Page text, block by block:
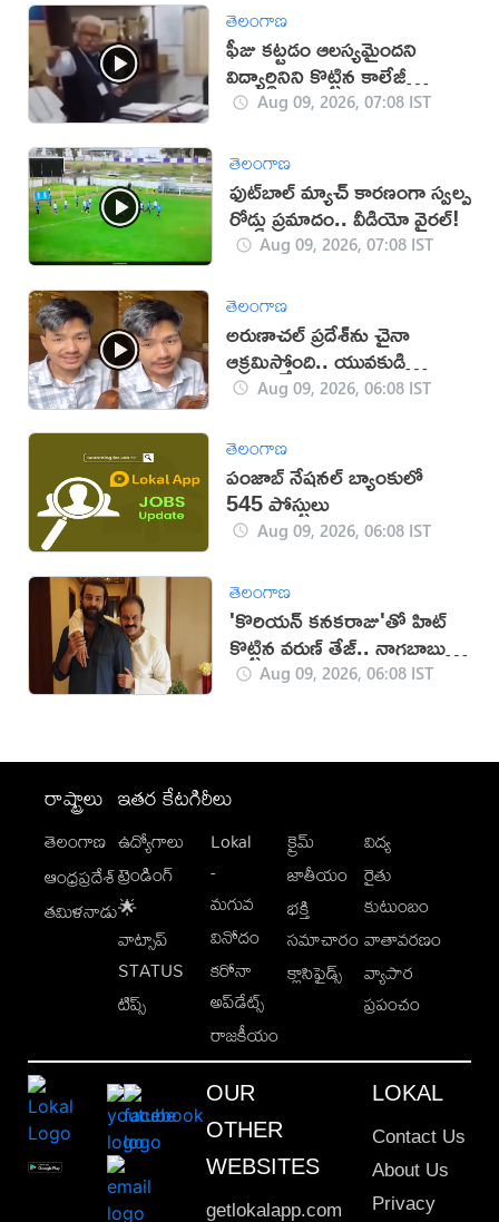
తెలంగాణ
ఫీజు కట్టడం ఆలస్యమైందని
విద్యార్థినిని కొట్టిన కాలేజీ
యాజమాన్యం!(వీడియో)
Aug 09, 2026, 07:08 IST
తెలంగాణ
ఫుట్‌బాల్ మ్యాచ్‌ కారణంగా స్వల్ప
రోడ్డు ప్రమాదం.. వీడియో వైరల్!
Aug 09, 2026, 07:08 IST
తెలంగాణ
అరుణాచల్‌ ప్రదేశ్‌ను చైనా
ఆక్రమిస్తోంది.. యువకుడి
వీడియో వైరల్
Aug 09, 2026, 06:08 IST
తెలంగాణ
పంజాబ్ నేషనల్ బ్యాంకులో
545 పోస్టులు
Aug 09, 2026, 06:08 IST
తెలంగాణ
'కొరియన్ కనకరాజు'తో హిట్
కొట్టిన వరుణ్ తేజ్.. నాగబాబు
ఎమోషనల్ పోస్ట్
Aug 09, 2026, 06:08 IST
రాష్ట్రాలు
తెలంగాణ
ఆంధ్రప్రదేశ్
తమిళనాడు
ఇతర కేటగిరీలు
ఉద్యోగాలు
ట్రెండింగ్
🌟
వాట్సాప్
STATUS
టిప్స్
Lokal
-
మగువ
వినోదం
కరోనా
అప్‌డేట్స్
రాజకీయం
క్రైమ్
జాతీయం
భక్తి
సమాచారం
క్లాసిఫైడ్స్
విద్య
రైతు
కుటుంబం
వాతావరణం
వ్యాపార
ప్రపంచం
OUR
OTHER
WEBSITES
getlokalapp.com
LOKAL
Contact Us
About Us
Privacy